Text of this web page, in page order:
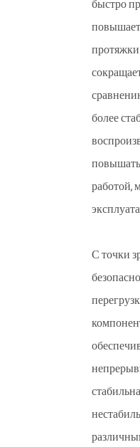
быстро
протяжки
более
работой,
С точки